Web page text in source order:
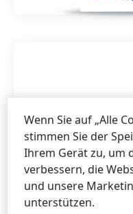
Wenn Sie auf „Alle
stimmen Sie der
Ihrem Gerät zu, um
verbessern, die
und unsere
unterstützen.